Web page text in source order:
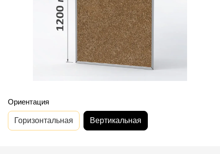
Ориентация
Горизонтальная Вертикальная